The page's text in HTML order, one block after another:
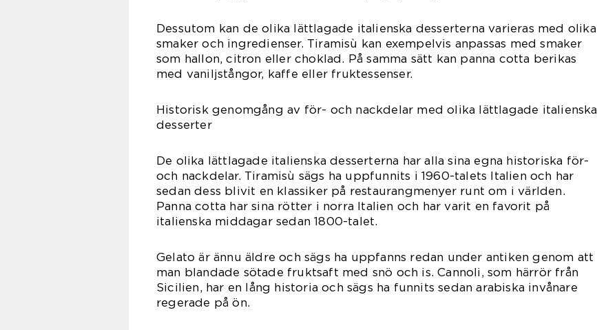
Dessutom kan de olika lättlagade italienska desserterna varieras med olika
smaker och ingredienser. Tiramisù kan exempelvis anpassas med smaker
som hallon, citron eller choklad. På samma sätt kan panna cotta berikas
med vaniljstångor, kaffe eller fruktessenser.
Historisk genomgång av för- och nackdelar med olika lättlagade italienska
desserter
De olika lättlagade italienska desserterna har alla sina egna historiska för-
och nackdelar. Tiramisù sägs ha uppfunnits i 1960-talets Italien och har
sedan dess blivit en klassiker på restaurangmenyer runt om i världen.
Panna cotta har sina rötter i norra Italien och har varit en favorit på
italienska middagar sedan 1800-talet.
Gelato är ännu äldre och sägs ha uppfanns redan under antiken genom att
man blandade sötade fruktsaft med snö och is. Cannoli, som härrör från
Sicilien, har en lång historia och sägs ha funnits sedan arabiska invånare
regerade på ön.